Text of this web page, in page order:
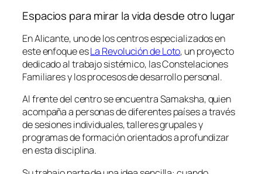
Espacios para mirar la vida desde otro lugar
En Alicante, uno de los centros especializados en
este enfoque esLa Revolución de Loto, un proyecto
dedicado al trabajo sistémico, las Constelaciones
Familiares y los procesos de desarrollo personal.
Al frente del centro se encuentra Samaksha, quien
acompaña a personas de diferentes países a través
de sesiones individuales, talleres grupales y
programas de formación orientados a profundizar
en esta disciplina.